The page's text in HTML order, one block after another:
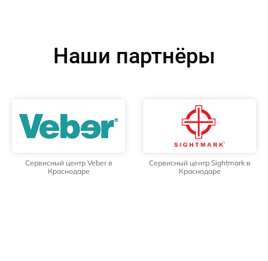
Наши партнёры
Сервисный центр Veber в
Краснодаре
Сервисный центр Sightmark в
Краснодаре